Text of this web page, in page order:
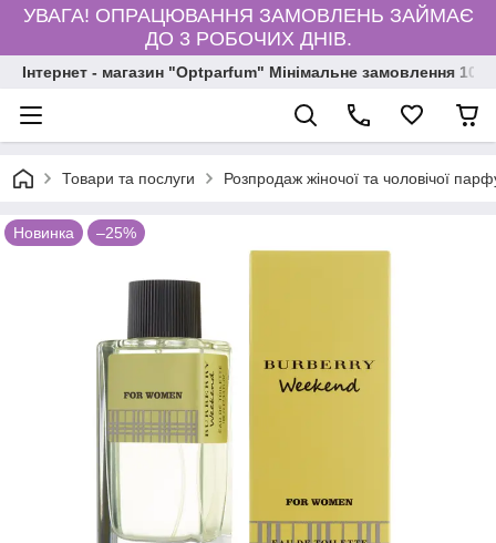
УВАГА! ОПРАЦЮВАННЯ ЗАМОВЛЕНЬ ЗАЙМАЄ
ДО 3 РОБОЧИХ ДНІВ.
Інтернет - магазин "Optparfum" Мінімальне замовлення
Товари та послуги Розпродаж жіночої та чоловічої
Новинка –25%